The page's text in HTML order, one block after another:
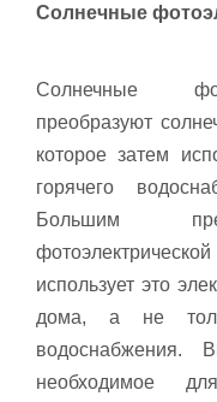
Солнечные
Солнечные
преобразуют
которое затем
горячего
Большим
использует это
дома, а не
водоснабжения.
необходимое